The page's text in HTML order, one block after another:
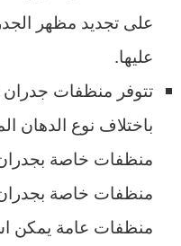
على تجديد مظهر
عليها.
تتوفر منظفات جدران
باختلاف نوع الدهان
منظفات خاصة بجدران
منظفات خاصة بجدران
منظفات عامة يمكن